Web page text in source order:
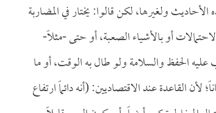
ولغيرها، لكن قالوا: يختار في المضاربة
أو بالأشياء الصعبة، أو حتى -مثلاً-
عليه الحفظ والسلامة ولو طال به الوقت، أو ما
لأن القاعدة عند الاقتصاديين: (أنه دائماً ارتفاع